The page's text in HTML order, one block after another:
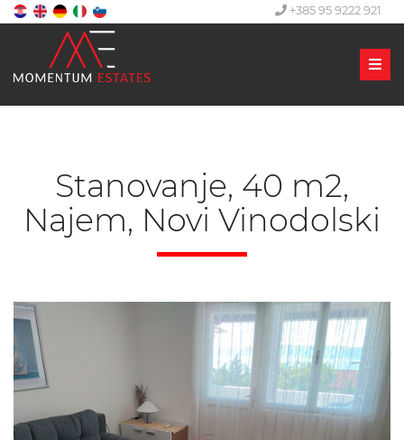
+385 95 9222 921
Stanovanje, 40 m2,
Najem, Novi Vinodolski